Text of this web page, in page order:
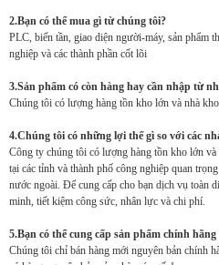
2.Bạn có thể mua gì từ chúng tôi?
PLC, biến tần, giao diện người-máy, sản phẩm
nghiệp và các thành phần cốt lõi
3.Sản phẩm có còn hàng hay cần nhập từ
Chúng tôi có lượng hàng tồn kho lớn và nhà
4.Chúng tôi có những lợi thế gì so với các
Công ty chúng tôi có lượng hàng tồn kho lớn
tại các tỉnh và thành phố công nghiệp quan
nước ngoài. Để cung cấp cho bạn dịch vụ toàn
minh, tiết kiệm công sức, nhân lực và chi phí.
5.Bạn có thể cung cấp sản phẩm chính
Chúng tôi chỉ bán hàng mới nguyên bản chính